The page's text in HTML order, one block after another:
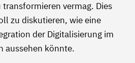
vermag. Dies
zu diskutieren, wie eine
der Digitalisierung im
aussehen könnte.